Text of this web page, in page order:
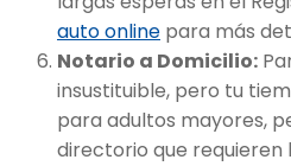
auto online para más
Notario a Domicilio:
insustituible, pero tu
para adultos mayores,
directorio que